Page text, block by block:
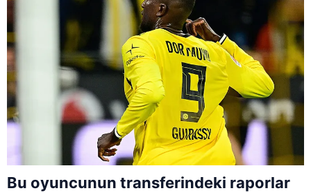
Bu oyuncunun transferindeki raporlar